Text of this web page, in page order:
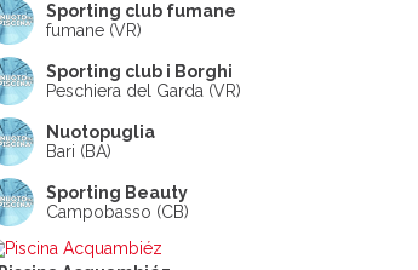
Sporting club fumane
fumane (VR)
Sporting club i Borghi
Peschiera del Garda (VR)
Nuotopuglia
Bari (BA)
Sporting Beauty
Campobasso (CB)